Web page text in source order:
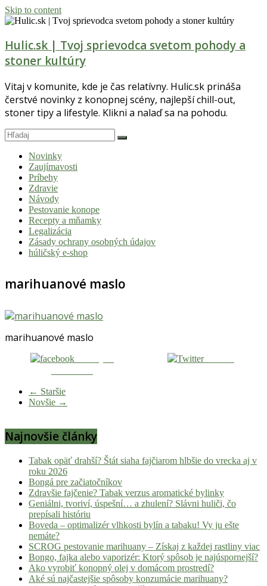
Skip to content
Hulic.sk | Tvoj sprievodca svetom pohody a
stoner kultúry
Vitaj v komunite, kde je čas relatívny. Hulic.sk prináša
čerstvé novinky z konopnej scény, najlepší chill-out,
stoner tipy a lifestyle. Klikni a nalaď sa na pohodu.
Novinky
Zaujímavosti
Príbehy
Zdravie
Návody
Pestovanie konope
Recepty a mňamky
Legalizácia
Zásady ochrany osobných údajov
húličský e-shop
marihuanové maslo
marihuanové maslo
Tweetni
← Staršie
Novšie →
Najnovšie články
Tabak opäť drahší? Štát siaha fajčiarom hlbšie do vrecka aj v
roku 2026
Bongá pre začiatočníkov
Zdravšie fajčenie? Tabak verzus aromatické bylinky
Geniálni, tvoriví, úspešní… a zhulení? Slávni huliči, čo
prepísali históriu
Boveda – optimalizér vlhkosti bylín a tabaku! Vy ju ešte
nemáte?
SCROG pestovanie marihuany – Získaj z každej rastliny viac
Bongo, fajka alebo vaporizér: Ktorý spôsob je najúspornejší?
Ako vyrobiť konopný olej v domácom prostredí?
Aké sú najčastejšie spôsoby konzumácie marihuany?